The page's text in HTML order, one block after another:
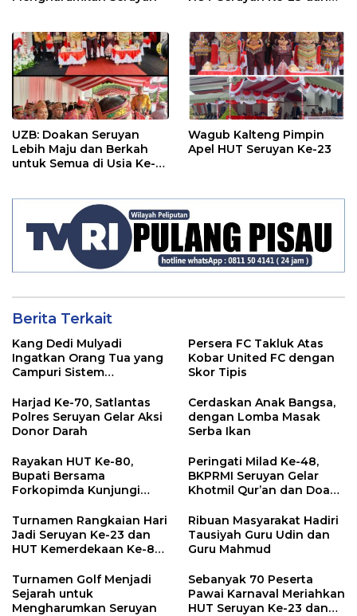
UZB: Doakan Seruyan
Lebih Maju dan Berkah
untuk Semua di Usia Ke-
Wagub Kalteng Pimpin
Apel HUT Seruyan Ke-23
Berita Terkait
Kang Dedi Mulyadi
Ingatkan Orang Tua yang
Campuri Sistem
Antara Hak, Batas, dan
Etika Hukum Pendidikan
Persera FC Takluk Atas
Kobar United FC dengan
Skor Tipis
Harjad Ke-70, Satlantas
Polres Seruyan Gelar Aksi
Donor Darah
Cerdaskan Anak Bangsa,
dengan Lomba Masak
Serba Ikan
Rayakan HUT Ke-80,
Bupati Bersama
Forkopimda Kunjungi
Peringati Milad Ke-48,
BKPRMI Seruyan Gelar
Khotmil Qur’an dan Doa
Turnamen Rangkaian Hari
Jadi Seruyan Ke-23 dan
HUT Kemerdekaan Ke-80
Ribuan Masyarakat Hadiri
Tausiyah Guru Udin dan
Guru Mahmud
Turnamen Golf Menjadi
Sejarah untuk
Mengharumkan Seruyan
Sebanyak 70 Peserta
Pawai Karnaval Meriahkan
HUT Seruyan Ke-23 dan